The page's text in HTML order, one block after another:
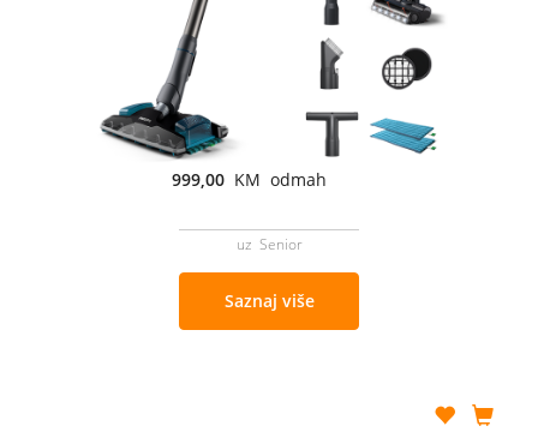
999,00 KM odmah
uz Senior
Saznaj više